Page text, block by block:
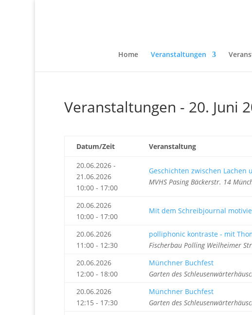
Home Veranstaltungen
Veranstaltungen - 20. Juni
Datum/Zeit Veranstaltung
20.06.2026 -
21.06.2026
10:00 - 17:00
Geschichten zwischen Lachen
MVHS Pasing Bäckerstr. 14
20.06.2026
10:00 - 17:00
Mit dem Schreibjournal
20.06.2026
11:00 - 12:30
polliphonic kontraste - mit
Fischerbau Polling Weilheimer
20.06.2026
12:00 - 18:00
Münchner Buchfest
Garten des
20.06.2026
12:15 - 17:30
Münchner Buchfest
Garten des